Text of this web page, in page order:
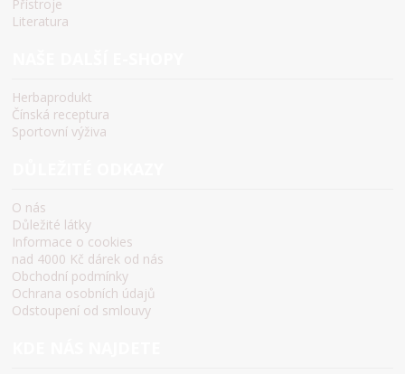
Přístroje
Literatura
Herbaprodukt
Čínská receptura
Sportovní výživa
O nás
Důležité látky
Informace o cookies
nad 4000 Kč dárek od nás
Obchodní podmínky
Ochrana osobních údajů
Odstoupení od smlouvy